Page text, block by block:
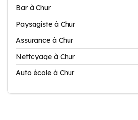
Bar à Chur
Paysagiste à Chur
Assurance à Chur
Nettoyage à Chur
Auto école à Chur